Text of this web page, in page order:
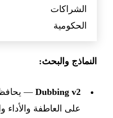
الشراكات
الحكومية
النماذج والبحث:
Dubbing v2 — يحافظ
على العاطفة والأداء